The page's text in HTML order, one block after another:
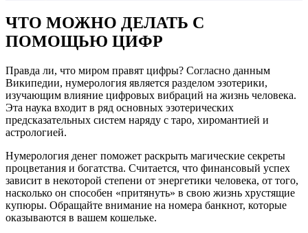
ЧТО МОЖНО ДЕЛАТЬ С
ПОМОЩЬЮ ЦИФР
Правда ли, что миром правят цифры? Согласно данным
Википедии, нумерология является разделом эзотерики,
изучающим влияние цифровых вибраций на жизнь человека.
Эта наука входит в ряд основных эзотерических
предсказательных систем наряду с таро, хиромантией и
астрологией.
Нумерология денег поможет раскрыть магические секреты
процветания и богатства. Считается, что финансовый успех
зависит в некоторой степени от энергетики человека, от того,
насколько он способен «притянуть» в свою жизнь хрустящие
купюры. Обращайте внимание на номера банкнот, которые
оказываются в вашем кошельке.